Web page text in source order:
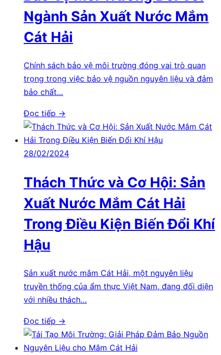
Ngành Sản Xuất Nước Mắm
Cát Hải
Chính sách bảo vệ môi trường đóng vai trò quan
trọng trong việc bảo vệ nguồn nguyên liệu và đảm
bảo chất…
Đọc tiếp →
28/02/2024
Thách Thức và Cơ Hội: Sản
Xuất Nước Mắm Cát Hải
Trong Điều Kiện Biến Đổi Khí
Hậu
Sản xuất nước mắm Cát Hải, một nguyên liệu
truyền thống của ẩm thực Việt Nam, đang đối diện
với nhiều thách…
Đọc tiếp →